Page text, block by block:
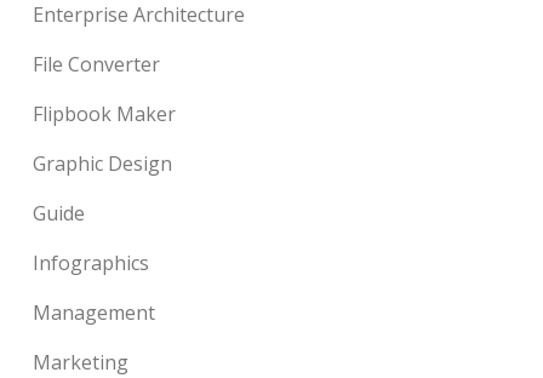
Enterprise Architecture
File Converter
Flipbook Maker
Graphic Design
Guide
Infographics
Management
Marketing